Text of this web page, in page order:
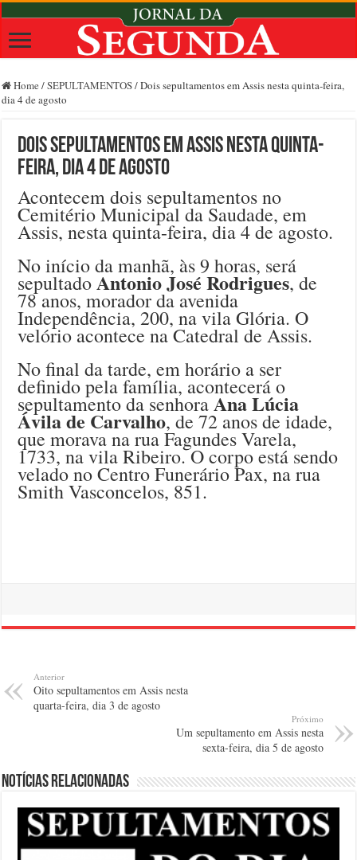
Home /SEPULTAMENTOS/Dois sepultamentos em Assis nesta quinta-feira,
dia 4 de agosto
Dois sepultamentos em Assis nesta quinta-
feira, dia 4 de agosto
Acontecem dois sepultamentos no
Cemitério Municipal da Saudade, em
Assis, nesta quinta-feira, dia 4 de agosto.
No início da manhã, às 9 horas, será
sepultadoAntonio José Rodrigues, de
78 anos, morador da avenida
Independência, 200, na vila Glória. O
velório acontece na Catedral de Assis.
No final da tarde, em horário a ser
definido pela família, acontecerá o
sepultamento da senhoraAna Lúcia
Ávila de Carvalho, de 72 anos de idade,
que morava na rua Fagundes Varela,
1733, na vila Ribeiro. O corpo está sendo
velado no Centro Funerário Pax, na rua
Smith Vasconcelos, 851.
Anterior
Oito sepultamentos em Assis nesta
quarta-feira, dia 3 de agosto
Próximo
Um sepultamento em Assis nesta
sexta-feira, dia 5 de agosto
Notícias relacionadas